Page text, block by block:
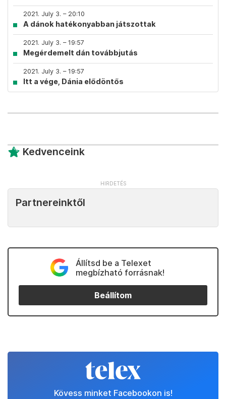
2021. July 3. – 20:10
A dánok hatékonyabban játszottak
2021. July 3. – 19:57
Megérdemelt dán továbbjutás
2021. July 3. – 19:57
Itt a vége, Dánia elődöntős
Kedvenceink
Partnereinktől
Állítsd be a Telexet
megbízható forrásnak!
Beállítom
Kövess minket Facebookon is!